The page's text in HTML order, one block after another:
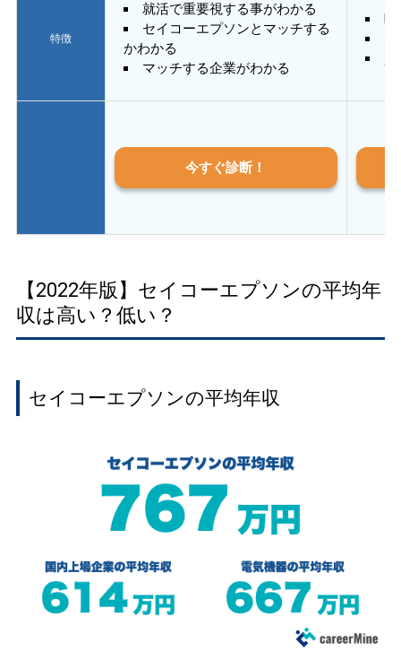
特徴
就活で重要視する事がわかる
セイコーエプソンとマッチする
かわかる
マッチする企業がわかる
質
今すぐ診断！
【2022年版】セイコーエプソンの平均年
収は高い？低い？
セイコーエプソンの平均年収